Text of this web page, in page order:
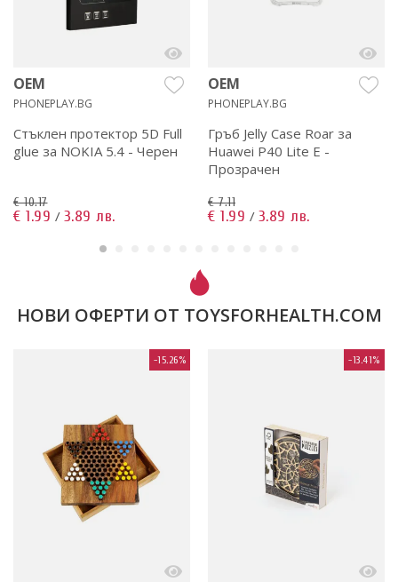
OEM
PHONEPLAY.BG
Стъклен протектор 5D Full
glue за NOKIA 5.4 - Черен
€ 10.17
€ 1.99 / 3.89 лв.
OEM
PHONEPLAY.BG
Гръб Jelly Case Roar за
Huawei P40 Lite E -
Прозрачен
€ 7.11
€ 1.99 / 3.89 лв.
НОВИ ОФЕРТИ ОТ TOYSFORHEALTH.COM
-15.26% -13.41%